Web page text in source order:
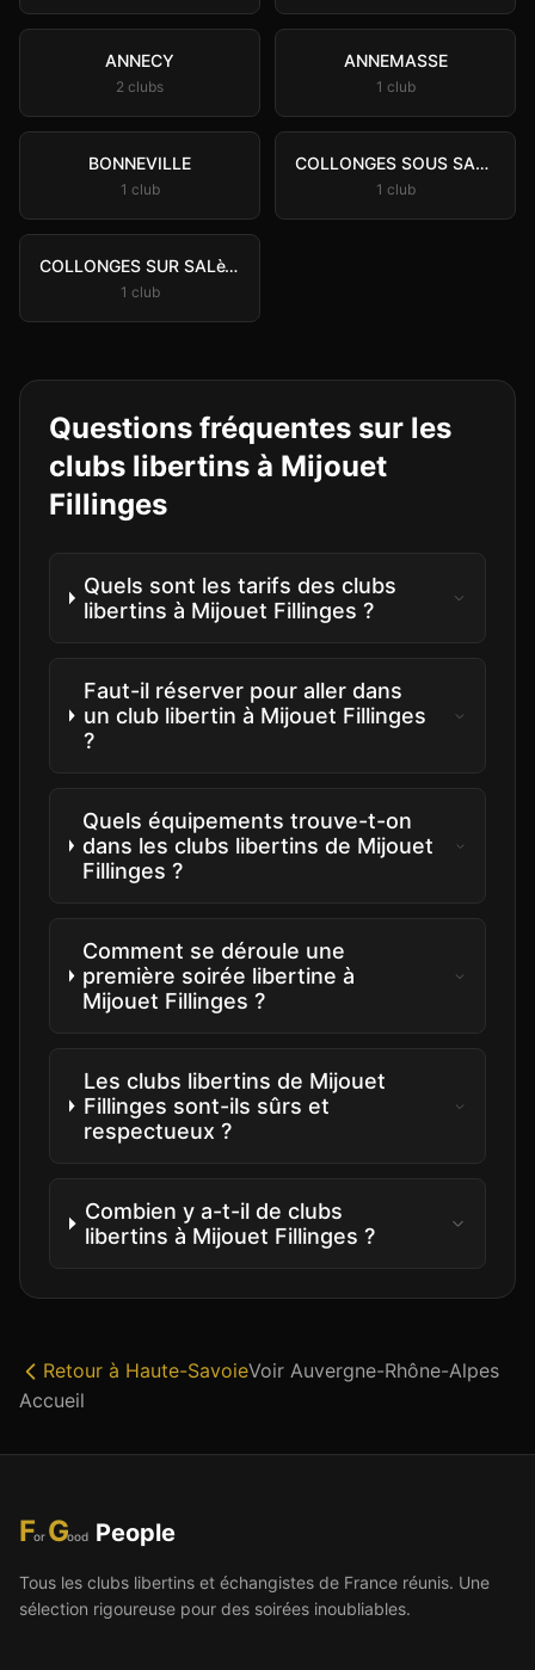
ANNECY
2 clubs
ANNEMASSE
1 club
BONNEVILLE
1 club
COLLONGES SOUS SALèVE
1 club
COLLONGES SUR SALèVES
1 club
Questions fréquentes sur les
clubs libertins à Mijouet
Fillinges
Quels sont les tarifs des clubs
libertins à Mijouet Fillinges ?
Faut-il réserver pour aller dans
un club libertin à Mijouet Fillinges
?
Quels équipements trouve-t-on
dans les clubs libertins de Mijouet
Fillinges ?
Comment se déroule une
première soirée libertine à
Mijouet Fillinges ?
Les clubs libertins de Mijouet
Fillinges sont-ils sûrs et
respectueux ?
Combien y a-t-il de clubs
libertins à Mijouet Fillinges ?
Retour à Haute-SavoieVoir Auvergne-Rhône-Alpes
Accueil
For Good People
Tous les clubs libertins et échangistes de France réunis. Une
sélection rigoureuse pour des soirées inoubliables.